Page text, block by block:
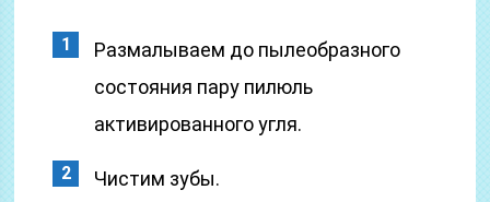
Размалываем до пылеобразного
состояния пару пилюль
активированного угля.
Чистим зубы.